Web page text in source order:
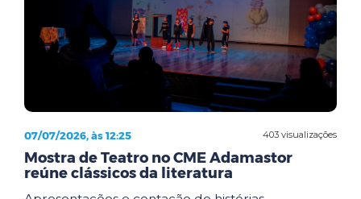
403 visualizações
07/07/2026, às 12:25
Mostra de Teatro no CME Adamastor
reúne clássicos da literatura